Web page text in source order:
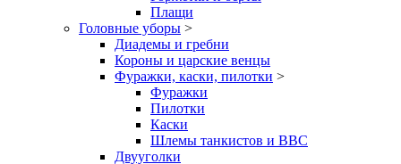
Плащи
Головные уборы >
Диадемы и гребни
Короны и царские венцы
Фуражки, каски, пилотки >
Фуражки
Пилотки
Каски
Шлемы танкистов и ВВС
Двууголки